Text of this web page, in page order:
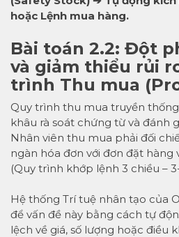
hoặc Lệnh mua hàng.
Bài toán 2.2: Đột
và giảm thiểu rủi
trình Thu mua
Quy trình thu mua truyền
khâu rà soát chứng từ và đánh
Nhân viên thu mua phải đối
ngàn hóa đơn với đơn đặt hàng
(Quy trình khớp lệnh 3 chiều –
Hệ thống Trí tuệ nhân tạo của
để vấn đề này bằng cách tự
lệch về giá, số lượng hoặc điều